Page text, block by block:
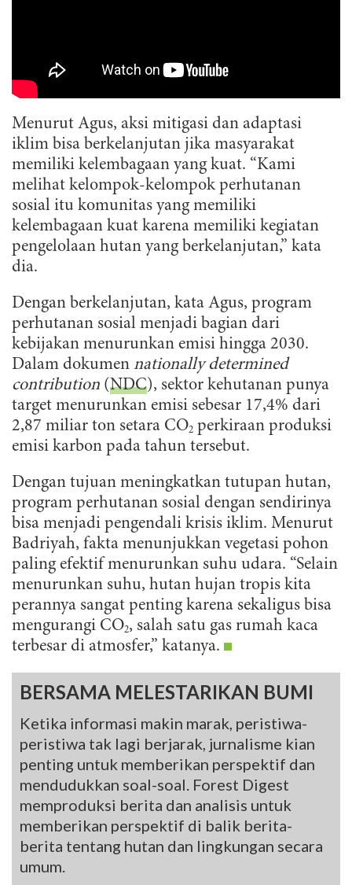
Menurut Agus, aksi mitigasi dan adaptasi
iklim bisa berkelanjutan jika masyarakat
memiliki kelembagaan yang kuat. “Kami
melihat kelompok-kelompok perhutanan
sosial itu komunitas yang memiliki
kelembagaan kuat karena memiliki kegiatan
pengelolaan hutan yang berkelanjutan,” kata
dia.
Dengan berkelanjutan, kata Agus, program
perhutanan sosial menjadi bagian dari
kebijakan menurunkan emisi hingga 2030.
Dalam dokumen nationally determined
contribution (NDC), sektor kehutanan punya
target menurunkan emisi sebesar 17,4% dari
2,87 miliar ton setara CO2 perkiraan produksi
emisi karbon pada tahun tersebut.
Dengan tujuan meningkatkan tutupan hutan,
program perhutanan sosial dengan sendirinya
bisa menjadi pengendali krisis iklim. Menurut
Badriyah, fakta menunjukkan vegetasi pohon
paling efektif menurunkan suhu udara. “Selain
menurunkan suhu, hutan hujan tropis kita
perannya sangat penting karena sekaligus bisa
mengurangi CO2, salah satu gas rumah kaca
terbesar di atmosfer,” katanya.
BERSAMA MELESTARIKAN BUMI
Ketika informasi makin marak, peristiwa-
peristiwa tak lagi berjarak, jurnalisme kian
penting untuk memberikan perspektif dan
mendudukkan soal-soal. Forest Digest
memproduksi berita dan analisis untuk
memberikan perspektif di balik berita-
berita tentang hutan dan lingkungan secara
umum.